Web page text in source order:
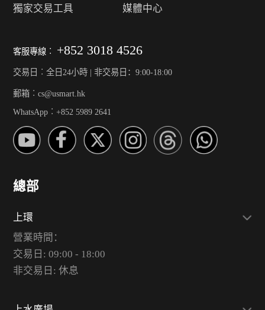
獨家交易工具
媒體中心
客服專線︰ +852 3018 4526
交易日︰全日24小時 | 非交易日：9:00-18:00
郵箱︰cs@usmart.hk
WhatsApp︰+852 5989 2641
總部
上環
營業時間：
交易日: 09:00 - 18:00
非交易日: 休息